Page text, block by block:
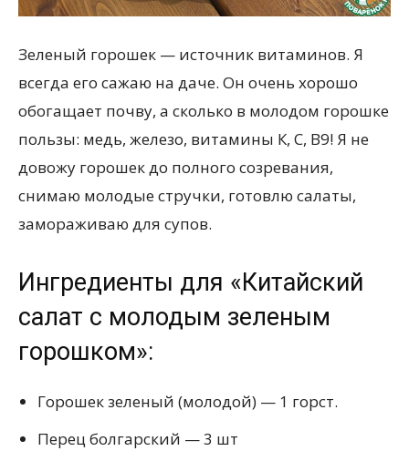
Зеленый горошек — источник витаминов. Я
всегда его сажаю на даче. Он очень хорошо
обогащает почву, а сколько в молодом горошке
пользы: медь, железо, витамины К, С, В9! Я не
довожу горошек до полного созревания,
снимаю молодые стручки, готовлю салаты,
замораживаю для супов.
Ингредиенты для «Китайский
салат с молодым зеленым
горошком»:
Горошек зеленый (молодой) — 1 горст.
Перец болгарский — 3 шт